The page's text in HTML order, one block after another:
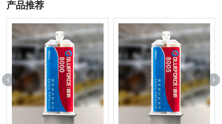
产品推荐